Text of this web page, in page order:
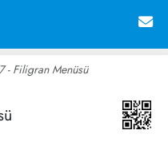
- Filigran Menüsü